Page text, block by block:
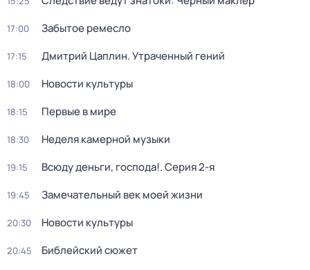
17:00 Забытое ремесло
17:15 Дмитрий Цаплин. Утраченный гений
18:00 Новости культуры
18:15 Первые в мире
18:30 Неделя камерной музыки
19:15 Всюду деньги, господа!. Серия 2-я
19:45 Замечательный век моей жизни
20:30 Новости культуры
20:45 Библейский сюжет